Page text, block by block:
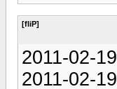
[fliP]
2011-02-
2011-02-